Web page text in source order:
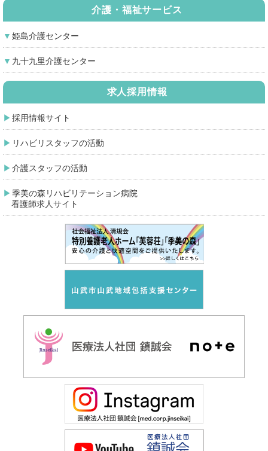
介護・福祉サービス
姫島介護センター
九十九里介護センター
求人採用情報
採用情報サイト
リハビリスタッフの活動
介護スタッフの活動
季美の森リハビリテーション病院
看護師求人サイト